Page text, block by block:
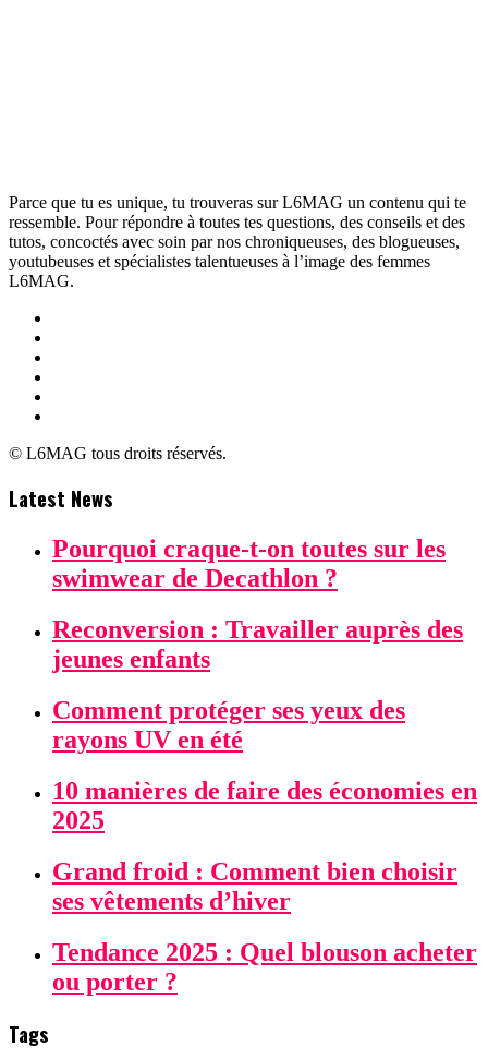
Parce que tu es unique, tu trouveras sur L6MAG un contenu qui te
ressemble. Pour répondre à toutes tes questions, des conseils et des
tutos, concoctés avec soin par nos chroniqueuses, des blogueuses,
youtubeuses et spécialistes talentueuses à l’image des femmes
L6MAG.
© L6MAG tous droits réservés.
Latest News
Pourquoi craque-t-on toutes sur les
swimwear de Decathlon ?
Reconversion : Travailler auprès des
jeunes enfants
Comment protéger ses yeux des
rayons UV en été
10 manières de faire des économies en
2025
Grand froid : Comment bien choisir
ses vêtements d’hiver
Tendance 2025 : Quel blouson acheter
ou porter ?
Tags